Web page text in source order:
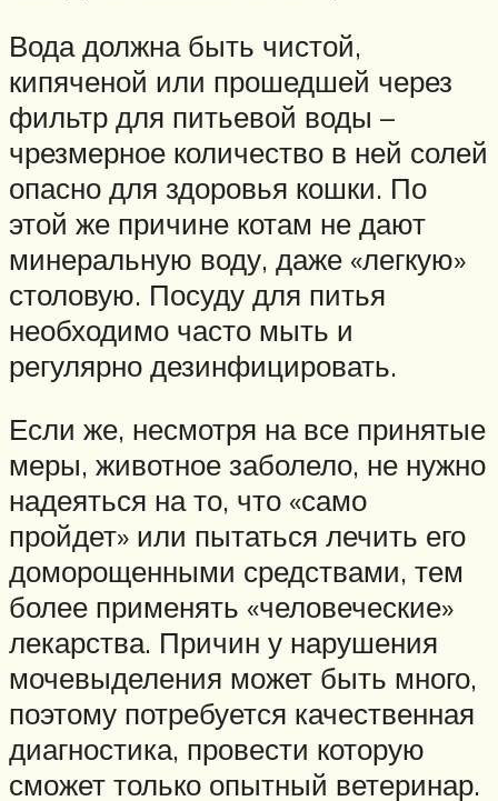
Вода должна быть чистой,
кипяченой или прошедшей через
фильтр для питьевой воды –
чрезмерное количество в ней солей
опасно для здоровья кошки. По
этой же причине котам не дают
минеральную воду, даже «легкую»
столовую. Посуду для питья
необходимо часто мыть и
регулярно дезинфицировать.
Если же, несмотря на все принятые
меры, животное заболело, не нужно
надеяться на то, что «само
пройдет» или пытаться лечить его
доморощенными средствами, тем
более применять «человеческие»
лекарства. Причин у нарушения
мочевыделения может быть много,
поэтому потребуется качественная
диагностика, провести которую
сможет только опытный ветеринар.